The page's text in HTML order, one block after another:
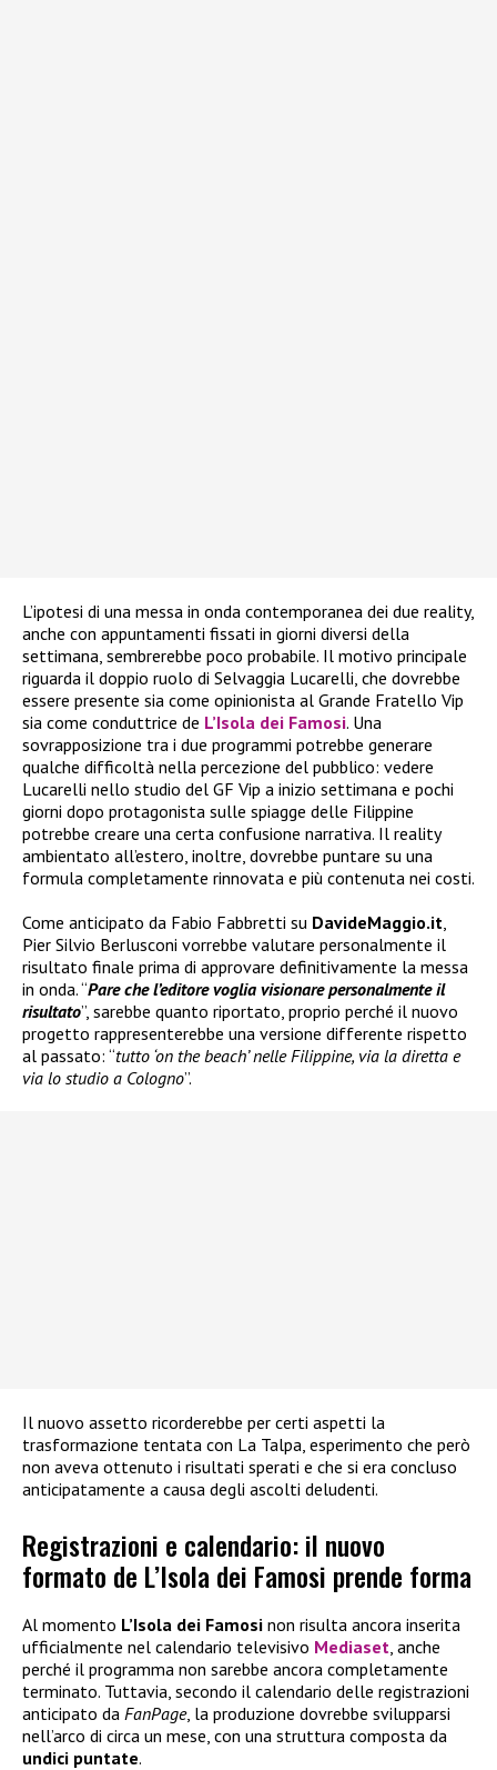
L’ipotesi di una messa in onda contemporanea dei due reality,
anche con appuntamenti fissati in giorni diversi della
settimana, sembrerebbe poco probabile. Il motivo principale
riguarda il doppio ruolo di Selvaggia Lucarelli, che dovrebbe
essere presente sia come opinionista al Grande Fratello Vip
sia come conduttrice de L’Isola dei Famosi. Una
sovrapposizione tra i due programmi potrebbe generare
qualche difficoltà nella percezione del pubblico: vedere
Lucarelli nello studio del GF Vip a inizio settimana e pochi
giorni dopo protagonista sulle spiagge delle Filippine
potrebbe creare una certa confusione narrativa. Il reality
ambientato all’estero, inoltre, dovrebbe puntare su una
formula completamente rinnovata e più contenuta nei costi.
Come anticipato da Fabio Fabbretti su DavideMaggio.it
Pier Silvio Berlusconi vorrebbe valutare personalmente il
risultato finale prima di approvare definitivamente la messa
in onda. “Pare che l’editore voglia visionare personalmente il
risultato”, sarebbe quanto riportato, proprio perché il nuovo
progetto rappresenterebbe una versione differente rispetto
al passato: “tutto ‘on the beach’ nelle Filippine, via la diretta e
via lo studio a Cologno”.
Il nuovo assetto ricorderebbe per certi aspetti la
trasformazione tentata con La Talpa, esperimento che però
non aveva ottenuto i risultati sperati e che si era concluso
anticipatamente a causa degli ascolti deludenti.
Registrazioni e calendario: il nuovo
formato de L’Isola dei Famosi prende forma
Al momento L’Isola dei Famosi non risulta ancora inserita
ufficialmente nel calendario televisivo Mediaset , anche
perché il programma non sarebbe ancora completamente
terminato. Tuttavia, secondo il calendario delle registrazioni
anticipato da FanPage, la produzione dovrebbe svilupparsi
nell’arco di circa un mese, con una struttura composta da
undici puntate.